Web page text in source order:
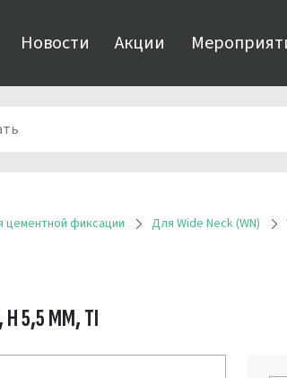
Новости Акции
цементной фиксации Для Wide Neck (WN)
Н 5,5 ММ, TI